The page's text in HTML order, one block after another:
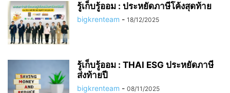
รู้เก็บรู้ออม : ประหยัดภาษีโค้งสุดท้าย
bigkrenteam - 18/12/2025
รู้เก็บรู้ออม : THAI ESG ประหยัดภาษี
ส่งท้ายปี
bigkrenteam - 08/11/2025